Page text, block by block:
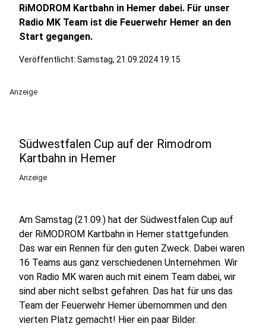
RiMODROM Kartbahn in Hemer dabei. Für unser
Radio MK Team ist die Feuerwehr Hemer an den
Start gegangen.
Veröffentlicht: Samstag, 21.09.2024 19:15
Anzeige
Südwestfalen Cup auf der Rimodrom
Kartbahn in Hemer
Anzeige
Am Samstag (21.09.) hat der Südwestfalen Cup auf
der RiMODROM Kartbahn in Hemer stattgefunden.
Das war ein Rennen für den guten Zweck. Dabei waren
16 Teams aus ganz verschiedenen Unternehmen. Wir
von Radio MK waren auch mit einem Team dabei, wir
sind aber nicht selbst gefahren. Das hat für uns das
Team der Feuerwehr Hemer übernommen und den
vierten Platz gemacht! Hier ein paar Bilder.